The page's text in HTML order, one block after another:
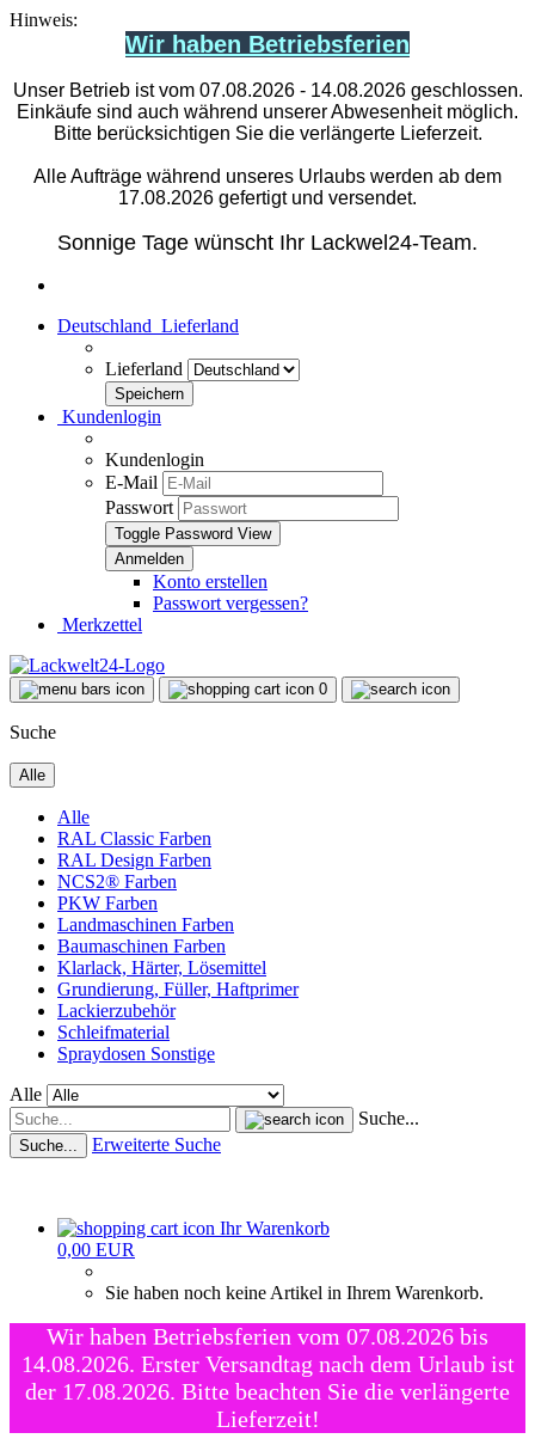
Hinweis:
Wir haben Betriebsferien
Unser Betrieb ist vom 07.08.2026 - 14.08.2026 geschlossen.
Einkäufe sind auch während unserer Abwesenheit möglich.
Bitte berücksichtigen Sie die verlängerte Lieferzeit.
Alle Aufträge während unseres Urlaubs werden ab dem
17.08.2026 gefertigt und versendet.
Sonnige Tage wünscht Ihr Lackwel24-Team.
Deutschland Lieferland
Lieferland
Kundenlogin
Kundenlogin
E-Mail
Passwort
Toggle Password View
Konto erstellen
Passwort vergessen?
Merkzettel
0
Suche
Alle
Alle
RAL Classic Farben
RAL Design Farben
NCS2® Farben
PKW Farben
Landmaschinen Farben
Baumaschinen Farben
Klarlack, Härter, Lösemittel
Grundierung, Füller, Haftprimer
Lackierzubehör
Schleifmaterial
Spraydosen Sonstige
Alle
Suche...
Suche... Erweiterte Suche
Ihr Warenkorb
0,00 EUR
Sie haben noch keine Artikel in Ihrem Warenkorb.
Wir haben Betriebsferien vom 07.08.2026 bis
14.08.2026. Erster Versandtag nach dem Urlaub ist
der 17.08.2026. Bitte beachten Sie die verlängerte
Lieferzeit!